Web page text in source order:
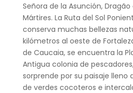
Señora de la Asunción, Dragão
Mártires. La Ruta del Sol
conserva muchas bellezas
kilómetros al oeste de
de Caucaia, se encuentra la
Antigua colonia de
sorprende por su paisaje lleno
de verdes cocoteros e